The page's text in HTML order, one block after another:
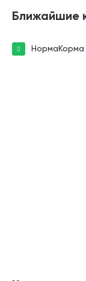
Ближайшие
НормаКорма